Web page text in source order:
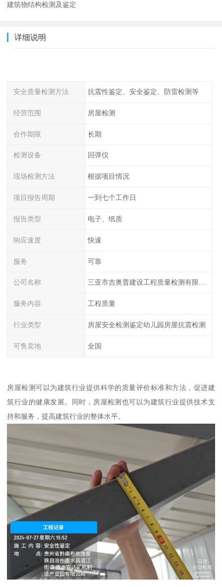
建筑物结构检测及鉴定
详细说明
安全质量检测方法 抗震性鉴定、安全鉴定、防雷检测等
经营范围 房屋检测
合作期限 长期
检测设备 回弹仪
现场检测方法 根据项目情况
项目报告周期 一到七个工作日
报告类型 电子、纸质
响应速度 快速
服务 可靠
公司名称 三亚市吉奥普建设工程质量检测有限公司陕西分公司
服务内容 工程质量
行业类型 房屋安全检测鉴定幼儿园房屋抗震检测
可售卖地 全国
房屋检测可以为建筑行业提供科学的质量评价标准和方法，促进建
筑行业的健康发展。同时，房屋检测也可以为建筑行业提供技术支
持和服务，提高建筑行业的整体水平。